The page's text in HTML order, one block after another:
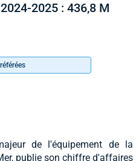
2025 : 436,8 M
de l'équipement de la
publie son chiffre d'affaires